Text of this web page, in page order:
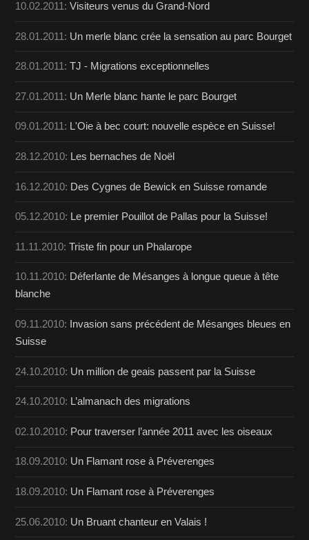
10.02.2011:Visiteurs venus du Grand-Nord
28.01.2011: Un merle blanc crée la sensation au parc Bourget
28.01.2011:TJ - Migrations exceptionnelles
27.01.2011: Un Merle blanc hante le parc Bourget
09.01.2011: L'Oie à bec court: nouvelle espèce en Suisse!
28.12.2010: Les bernaches de Noël
16.12.2010: Des Cygnes de Bewick en Suisse romande
05.12.2010: Le premier Pouillot de Pallas pour la Suisse!
11.11.2010:Triste fin pour un Phalarope
10.11.2010: Déferlante de Mésanges à longue queue à tête
blanche
09.11.2010:
Invasion sans précédent de Mésanges bleues en
Suisse
24.10.2010: Un million de geais passent par la Suisse
24.10.2010: L’almanach des migrations
02.10.2010: Pour traverser l’année 2011 avec les oiseaux
18.09.2010: Un Flamant rose à Préverenges
18.09.2010: Un Flamant rose à Préverenges
25.06.2010: Un Bruant chanteur en Valais !